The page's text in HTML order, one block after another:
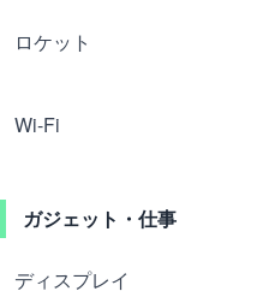
ロケット
Wi-Fi
ガジェット・仕事
ディスプレイ